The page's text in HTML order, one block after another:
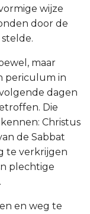
wijze
door de
maar
periculum in
dagen
Die
Christus
de Sabbat
te verkrijgen
plechtige
en weg te